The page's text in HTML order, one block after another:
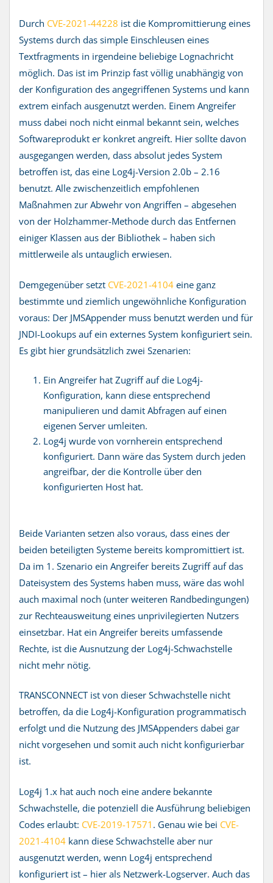
Durch CVE-2021-44228 ist die Kompromittierung eines
Systems durch das simple Einschleusen eines
Textfragments in irgendeine beliebige Lognachricht
möglich. Das ist im Prinzip fast völlig unabhängig von
der Konfiguration des angegriffenen Systems und kann
extrem einfach ausgenutzt werden. Einem Angreifer
muss dabei noch nicht einmal bekannt sein, welches
Softwareprodukt er konkret angreift. Hier sollte davon
ausgegangen werden, dass absolut jedes System
betroffen ist, das eine Log4j-Version 2.0b – 2.16
benutzt. Alle zwischenzeitlich empfohlenen
Maßnahmen zur Abwehr von Angriffen – abgesehen
von der Holzhammer-Methode durch das Entfernen
einiger Klassen aus der Bibliothek – haben sich
mittlerweile als untauglich erwiesen.
Demgegenüber setzt CVE-2021-4104 eine ganz
bestimmte und ziemlich ungewöhnliche Konfiguration
voraus: Der JMSAppender muss benutzt werden und für
JNDI-Lookups auf ein externes System konfiguriert sein.
Es gibt hier grundsätzlich zwei Szenarien:
Ein Angreifer hat Zugriff auf die Log4j-
Konfiguration, kann diese entsprechend
manipulieren und damit Abfragen auf einen
eigenen Server umleiten.
Log4j wurde von vornherein entsprechend
konfiguriert. Dann wäre das System durch jeden
angreifbar, der die Kontrolle über den
konfigurierten Host hat.
Beide Varianten setzen also voraus, dass eines der
beiden beteiligten Systeme bereits kompromittiert ist.
Da im 1. Szenario ein Angreifer bereits Zugriff auf das
Dateisystem des Systems haben muss, wäre das wohl
auch maximal noch (unter weiteren Randbedingungen)
zur Rechteausweitung eines unprivilegierten Nutzers
einsetzbar. Hat ein Angreifer bereits umfassende
Rechte, ist die Ausnutzung der Log4j-Schwachstelle
nicht mehr nötig.
TRANSCONNECT ist von dieser Schwachstelle nicht
betroffen, da die Log4j-Konfiguration programmatisch
erfolgt und die Nutzung des JMSAppenders dabei gar
nicht vorgesehen und somit auch nicht konfigurierbar
ist.
Log4j 1.x hat auch noch eine andere bekannte
Schwachstelle, die potenziell die Ausführung beliebigen
Codes erlaubt: CVE-2019-17571 . Genau wie bei CVE-
2021-4104 kann diese Schwachstelle aber nur
ausgenutzt werden, wenn Log4j entsprechend
konfiguriert ist – hier als Netzwerk-Logserver. Auch das